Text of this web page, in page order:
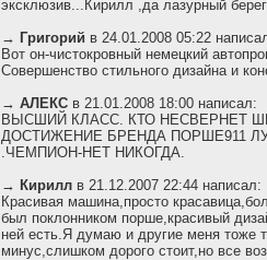
эксклюзив...Кирилл ,да лазурный
→ Григорий в 24.01.2008 05:22
Вот он-чистокровный немецкий
Совершенство стильного дизайна и
→ АЛЕКС в 21.01.2008 18:00 написал:
ВЫСШИЙ КЛАСС. КТО НЕСВЕРНЕТ
ДОСТИЖЕНИЕ БРЕНДА ПОРШЕ911
.ЧЕМПИОН-НЕТ НИКОГДА.
→ Кирилл в 21.12.2007 22:44 написал:
Красивая машина,просто
был поклонником порше,красивый
ней есть.Я думаю и другие меня тоже
минус,слишком дорого стоит,но все